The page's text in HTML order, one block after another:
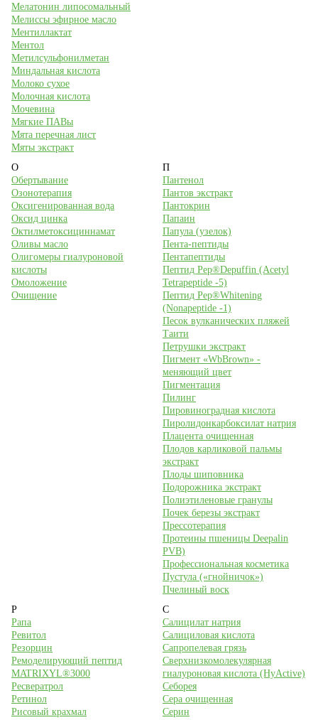
Мелатонин липосомальный
Мелиссы эфирное масло
Ментиллактат
Ментол
Метилсульфонилметан
Миндальная кислота
Молоко сухое
Молочная кислота
Мочевина
Мягкие ПАВы
Мята перечная лист
Мяты экстракт
О
Обертывание
Озонотерапия
Оксигенированная вода
Оксид цинка
Октилметоксициннамат
Оливы масло
Олигомеры гиалуроновой
кислоты
Омоложение
Очищение
П
Пантенол
Пантов экстракт
Пантокрин
Папаин
Папула (узелок)
Пента-пептиды
Пентапептиды
Пептид Pep®Depuffin (Acetyl
Tetrapeptide -5)
Пептид Pep®Whitening
(Nonapeptide -1)
Песок вулканических пляжей
Таити
Петрушки экстракт
Пигмент «WbBrown» -
меняющий цвет
Пигментация
Пилинг
Пировиноградная кислота
Пиролидонкарбоксилат натрия
Плацента очищенная
Плодов карликовой пальмы
экстракт
Плоды шиповника
Подорожника экстракт
Полиэтиленовые гранулы
Почек березы экстракт
Прессотерапия
Протеины пшеницы Deepalin
PVB)
Профессиональная косметика
Пустула («гнойничок»)
Пчелиный воск
Р
Рапа
Ревитол
Резорцин
Ремоделирующий пептид
MATRIXYL®3000
Ресвератрол
Ретинол
Рисовый крахмал
С
Салицилат натрия
Салициловая кислота
Сапропелевая грязь
Сверхнизкомолекулярная
гиалуроновая кислота (HyActive)
Себорея
Сера очищенная
Серин